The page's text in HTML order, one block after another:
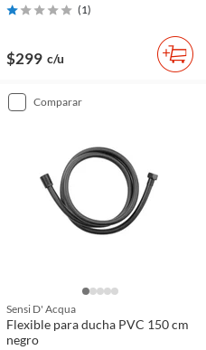
(1)
$299 c/u
comparar
Sensi D' Acqua
Flexible para ducha PVC 150 cm
negro